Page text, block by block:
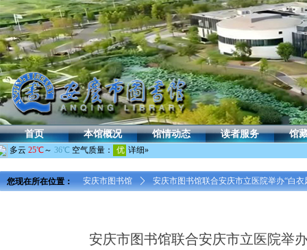
首页 本馆概况 馆情动态 读者服务 馆
安庆市图书馆联合安庆市立医院举
您现在所在位置： 安庆市图书馆 ꄲ 安庆市图书馆联合安庆市立医院举办“白